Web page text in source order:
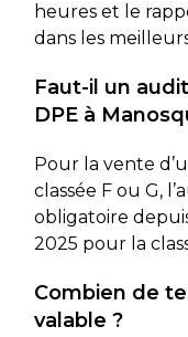
heures et le
dans les
Faut-il un
DPE à
Pour la vente
classée F ou G,
obligatoire
2025 pour la
Combien de
valable ?